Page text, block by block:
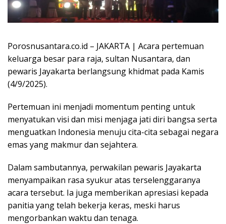
Porosnusantara.co.id – JAKARTA | Acara pertemuan
keluarga besar para raja, sultan Nusantara, dan
pewaris Jayakarta berlangsung khidmat pada Kamis
(4/9/2025).
Pertemuan ini menjadi momentum penting untuk
menyatukan visi dan misi menjaga jati diri bangsa serta
menguatkan Indonesia menuju cita-cita sebagai negara
emas yang makmur dan sejahtera.
Dalam sambutannya, perwakilan pewaris Jayakarta
menyampaikan rasa syukur atas terselenggaranya
acara tersebut. Ia juga memberikan apresiasi kepada
panitia yang telah bekerja keras, meski harus
mengorbankan waktu dan tenaga.